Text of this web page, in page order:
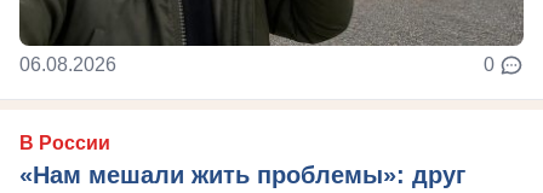
06.08.2026 0
В России
«Нам мешали жить проблемы»: друг